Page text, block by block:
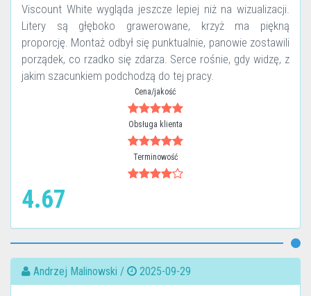
Viscount White wygląda jeszcze lepiej niż na wizualizacji.
Litery są głęboko grawerowane, krzyż ma piękną
proporcję. Montaż odbył się punktualnie, panowie zostawili
porządek, co rzadko się zdarza. Serce rośnie, gdy widzę, z
jakim szacunkiem podchodzą do tej pracy.
Cena/jakość
Obsługa klienta
Terminowość
4.67
Andrzej Malinowski / 2025-09-29